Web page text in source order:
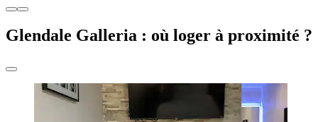
Glendale Galleria : où loger à proximité ?